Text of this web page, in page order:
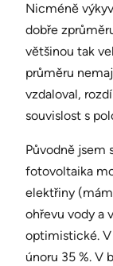
Nicméně
dobře
většinou tak
průměru
vzdaloval,
souvislost s
Původně jsem
fotovoltaika
elektřiny
ohřevu vody a
optimistické. V
únoru 35 %. V